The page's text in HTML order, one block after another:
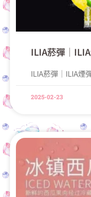
ILIA菸彈
ILIA菸彈│ILIA煙
2025-02-23